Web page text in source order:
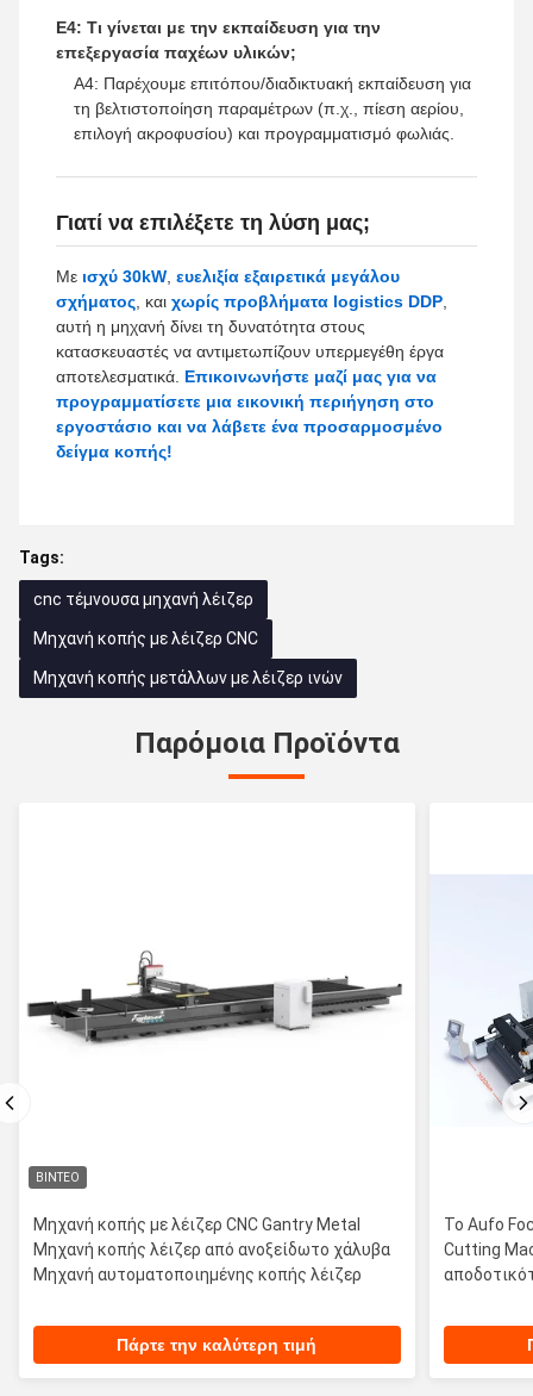
Ε4: Τι γίνεται με την εκπαίδευση για την
επεξεργασία παχέων υλικών;
Α4: Παρέχουμε επιτόπου/διαδικτυακή εκπαίδευση για
τη βελτιστοποίηση παραμέτρων (π.χ., πίεση αερίου,
επιλογή ακροφυσίου) και προγραμματισμό φωλιάς.
Γιατί να επιλέξετε τη λύση μας;
Με ισχύ 30kW ευελιξία εξαιρετικά μεγάλου
σχήματος , και χωρίς προβλήματα logistics DDP
αυτή η μηχανή δίνει τη δυνατότητα στους
κατασκευαστές να αντιμετωπίζουν υπερμεγέθη έργα
αποτελεσματικά. Επικοινωνήστε μαζί μας για να
προγραμματίσετε μια εικονική περιήγηση στο
εργοστάσιο και να λάβετε ένα προσαρμοσμένο
δείγμα κοπής!
Tags:
cnc τέμνουσα μηχανή λέιζερ
Μηχανή κοπής με λέιζερ CNC
Μηχανή κοπής μετάλλων με λέιζερ ινών
Παρόμοια Προϊόντα
ΒΊΝΤΕΟ
Μηχανή κοπής με λέιζερ CNC Gantry Metal
Μηχανή κοπής λέιζερ από ανοξείδωτο χάλυβα
Μηχανή αυτοματοποιημένης κοπής λέιζερ
Πάρτε την καλύτερη τιμή
Το Aufo
Cutting